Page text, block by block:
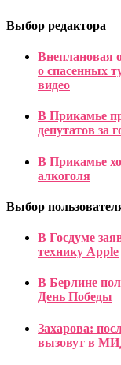
Выбор редактора
Внеплановая
о спасенных
видео
В Прикамье
депутатов за
В Прикамье
алкоголя
Выбор
В Госдуме
технику Apple
В Берлине
День Победы
Захарова:
вызовут в